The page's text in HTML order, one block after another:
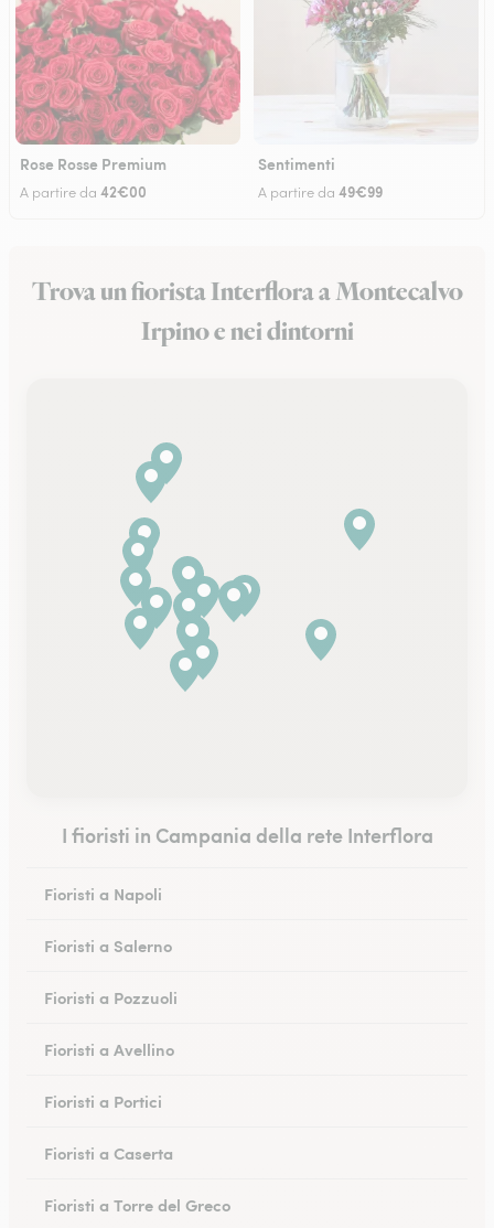
Rose Rosse Premium
A partire da 42€00
Sentimenti
A partire da 49€99
Trova un fiorista Interflora a Montecalvo
Irpino e nei dintorni
I fioristi in Campania della rete Interflora
Fioristi a Napoli
Fioristi a Salerno
Fioristi a Pozzuoli
Fioristi a Avellino
Fioristi a Portici
Fioristi a Caserta
Fioristi a Torre del Greco